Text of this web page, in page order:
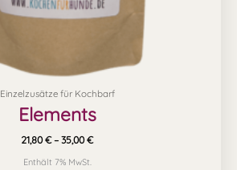
Einzelzusätze für Kochbarf
Elements
21,80€ – 35,00€
Enthält 7% MwSt.
gewählt
werden